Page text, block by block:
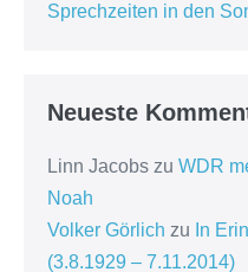
Sprechzeiten in den
Neueste
Linn Jacobs zu WDR
Noah
Volker Görlich zu In
(3.8.1929 – 7.11.2014)